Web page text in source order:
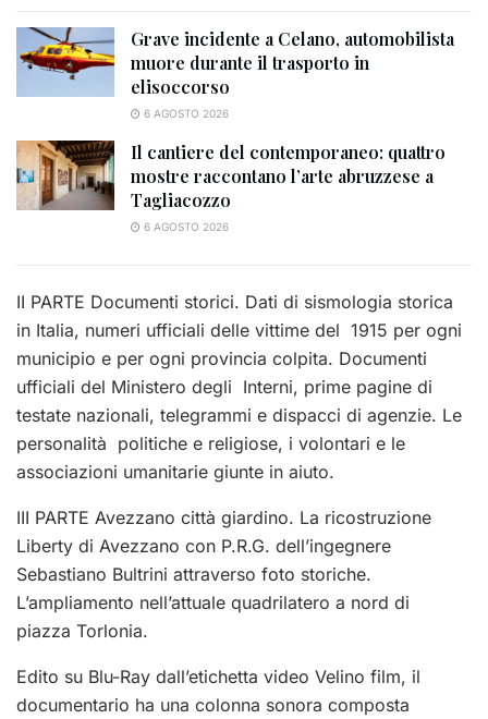
Grave incidente a Celano, automobilista
muore durante il trasporto in
elisoccorso
6 AGOSTO 2026
Il cantiere del contemporaneo: quattro
mostre raccontano l’arte abruzzese a
Tagliacozzo
6 AGOSTO 2026
II PARTE Documenti storici. Dati di sismologia storica
in Italia, numeri ufficiali delle vittime del 1915 per ogni
municipio e per ogni provincia colpita. Documenti
ufficiali del Ministero degli Interni, prime pagine di
testate nazionali, telegrammi e dispacci di agenzie. Le
personalità politiche e religiose, i volontari e le
associazioni umanitarie giunte in aiuto.
III PARTE Avezzano città giardino. La ricostruzione
Liberty di Avezzano con P.R.G. dell’ingegnere
Sebastiano Bultrini attraverso foto storiche.
L’ampliamento nell’attuale quadrilatero a nord di
piazza Torlonia.
Edito su Blu-Ray dall’etichetta video Velino film, il
documentario ha una colonna sonora composta